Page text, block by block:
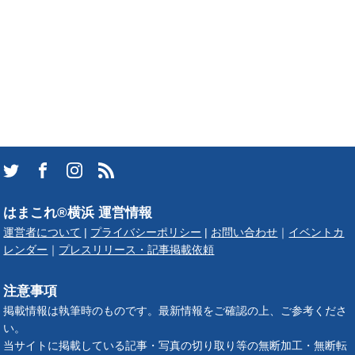
はまこれ®横浜 運営情報
運営者について プライバシーポリシー お問い合わせ
イベントカ
レンダー
プレスリリース・記事掲載依頼
注意事項
掲載情報は執筆時のものです。最新情報をご確認の上、ご参考くださ
い。
当サイトに掲載している記事・写真の切り取り等の無断加工・無断転